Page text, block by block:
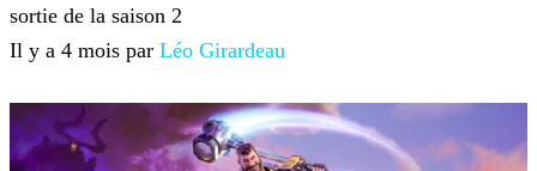
sortie de la saison 2
Il y a 4 mois par Léo Girardeau